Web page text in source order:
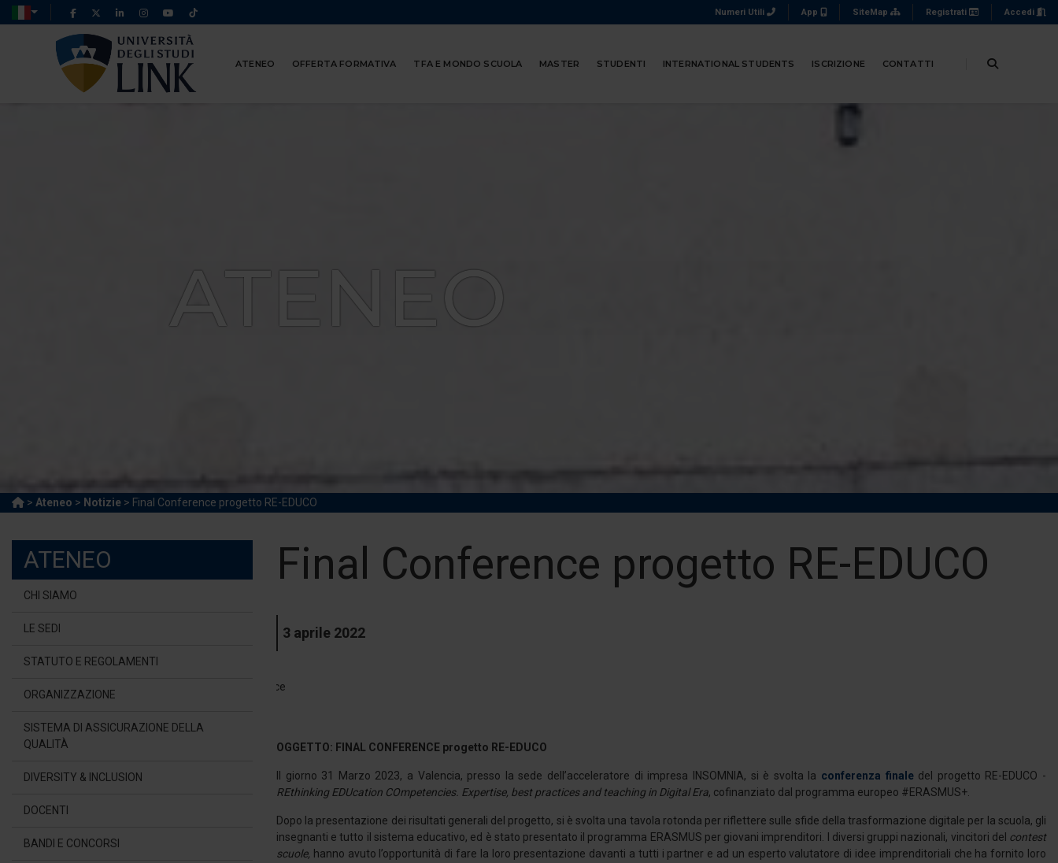
Numeri Utili App SiteMap Registrati Accedi
ATENEO OFFERTA FORMATIVA TFA E MONDO SCUOLA MASTER STUDENTI INTERNATIONAL STUDENTS ISCRIZIONE CONTATTI
ATENEO
> Ateneo > Notizie > Final Conference progetto RE-EDUCO
ATENEO
CHI SIAMO
LE SEDI
STATUTO E REGOLAMENTI
ORGANIZZAZIONE
SISTEMA DI ASSICURAZIONE DELLA
QUALITÀ
DIVERSITY & INCLUSION
DOCENTI
BANDI E CONCORSI
Final Conference progetto RE-EDUCO
3 aprile 2022
OGGETTO: FINAL CONFERENCE progetto RE-EDUCO
Il giorno 31 Marzo 2023, a Valencia, presso la sede dell’acceleratore di impresa INSOMNIA, si è svolta la conferenza finaledel progetto RE-EDUCO -
REthinking EDUcation COmpetencies. Expertise, best practices and teaching in Digital Era, cofinanziato dal programma europeo #ERASMUS+.
Dopo la presentazione dei risultati generali del progetto, si è svolta una tavola rotonda per riflettere sulle sfide della trasformazione digitale per la scuola, gli
insegnanti e tutto il sistema educativo, ed è stato presentato il programma ERASMUS per giovani imprenditori. I diversi gruppi nazionali, vincitori del contest
scuole, hanno avuto l’opportunità di fare la loro presentazione davanti a tutti i partner e ad un esperto valutatore di idee imprenditoriali che ha fornito loro